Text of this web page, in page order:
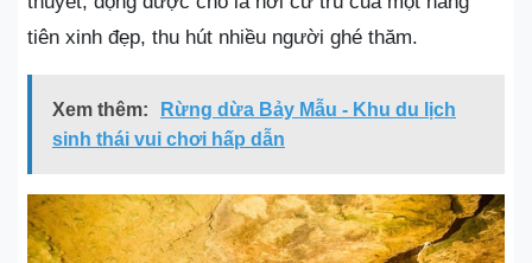
tiên xinh đẹp, thu hút nhiều người ghé thăm.
Xem thêm:
Rừng dừa Bảy Mẫu - Khu du lịch
sinh thái vui chơi hấp dẫn